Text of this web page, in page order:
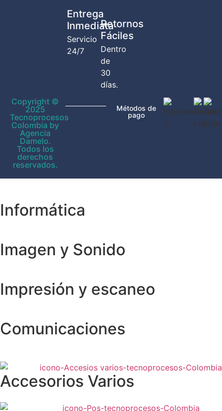
Entrega
Inmediata
Servicio
24/7
Retornos
Fáciles
Dentro
de
30
días.
Copyright ©
2025
Tecnoprocesos
Colombia by
Agencia
Damelo.
Todos los
derechos
reservados.
Métodos de
pago
Informática
Imagen y Sonido
Impresión y escaneo
Comunicaciones
Accesorios Varios